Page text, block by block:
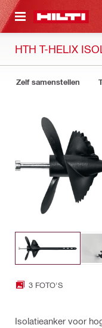
HOOFDINHOUD
HTH T-HELIX
Zelf samenstellen
3 FOTO'S
Isolatieanker voor